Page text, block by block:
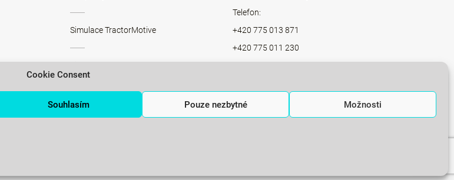
Cookie Consent
Souhlasím Pouze nezbytné Možnosti
Simulace TractorMotive
Pronájem školicích místností Praha
Telefon:
+420 775 013 871
+420 775 011 230